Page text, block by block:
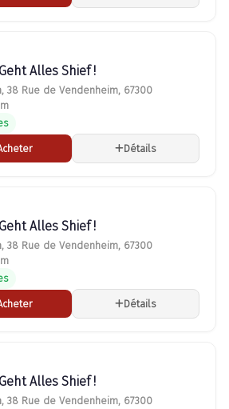
Alles Shief !
38 Rue de Vendenheim, 67300
Détails
Alles Shief !
38 Rue de Vendenheim, 67300
Détails
Alles Shief !
38 Rue de Vendenheim, 67300